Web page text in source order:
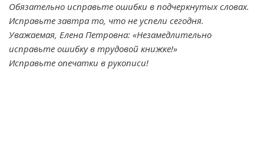
Обязательно исправьте ошибки в подчеркнутых словах.
Исправьте завтра то, что не успели сегодня.
Уважаемая, Елена Петровна: «Незамедлительно
исправьте ошибку в трудовой книжке!»
Исправьте опечатки в рукописи!